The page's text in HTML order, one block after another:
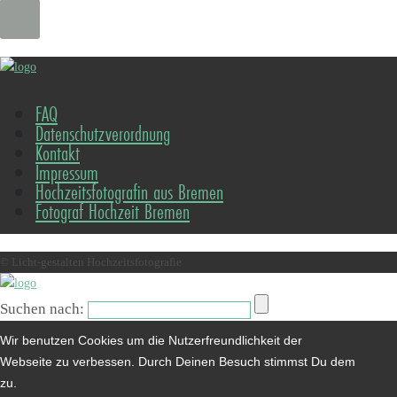
FAQ
Datenschutzverordnung
Kontakt
Impressum
Hochzeitsfotografin aus Bremen
Fotograf Hochzeit Bremen
© Licht-gestalten Hochzeitsfotografie
Suchen nach:
Wir benutzen Cookies um die Nutzerfreundlichkeit der
Webseite zu verbessen. Durch Deinen Besuch stimmst Du dem
zu.